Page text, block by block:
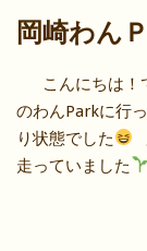
岡崎わん
こんにちは！
のわんParkに行
り状態でした
走っていました